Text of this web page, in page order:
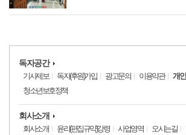
독자공간
기사제보 독자(후원)가입 광고문의 이용약관
개
청소년보호정책
회사소개
회사소개 윤리(편집규약)강령 사업영역 오시는길